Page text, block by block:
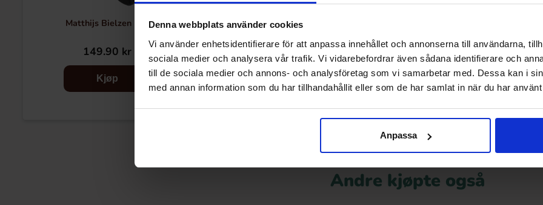
Denna webbplats använder cookies
Vi använder enhetsidentifierare för att anpassa innehållet och annonserna till användarna,
sociala medier och analysera vår trafik. Vi vidarebefordrar även sådana identifierare och
till de sociala medier och annons- och analysföretag som vi samarbetar med. Dessa kan i
med annan information som du har tillhandahållit eller som de har samlat in när du har
Anpassa
Matthijs Bielzen 1kg
149.90 kr
Kjøp
Matthijs Stora Salta Diamanter 1kg
149.90 kr
Kjøp
169.90 kr
Kjøp
Andre kjøpte også